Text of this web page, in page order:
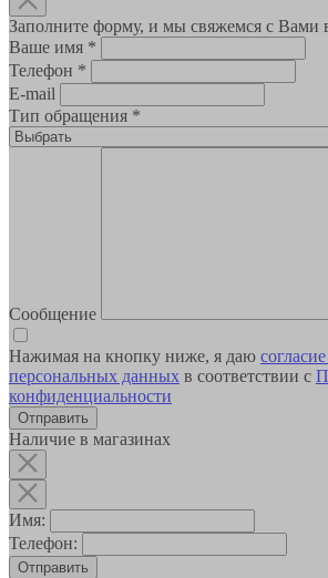
Заполните форму, и мы свяжемся с Вами
Ваше имя *
Телефон *
E-mail
Тип обращения *
Сообщение
Нажимая на кнопку ниже, я даю
персональных данных в соответствии с
конфиденциальности
Наличие в магазинах
Имя:
Телефон:
Отправить